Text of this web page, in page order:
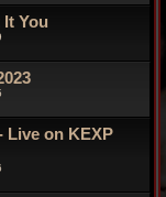
It You
Live on KEXP